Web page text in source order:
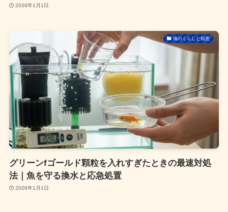
2026年1月1日
海のくらしと知恵
グリーンfゴールド顆粒を入れすぎたときの最速対処
法｜魚を守る換水と応急処置
2026年1月1日